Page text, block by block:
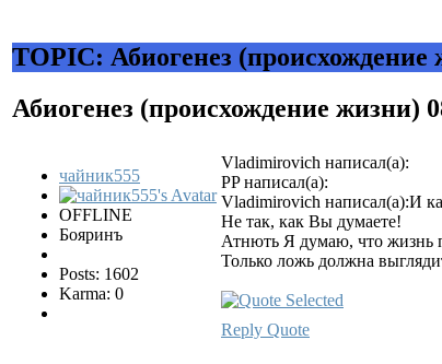
TOPIC: Абиогенез (происхождение
Абиогенез (происхождение жизни)
чайник555
OFFLINE
Бояринъ
Posts: 1602
Karma: 0
Vladimirovich написал(а):
PP написал(а):
Vladimirovich написал(а):И
Не так, как Вы думаете!
Атнють Я думаю, что жизнь
Только ложь должна
Reply Quote